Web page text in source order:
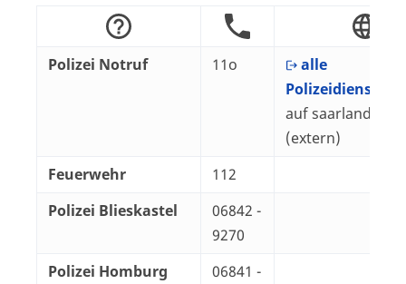
Polizei Notruf 11o
alle
auf saarland.de
(extern)
Feuerwehr
112
Polizei Blieskastel
06842 -
9270
Polizei Homburg
06841 -